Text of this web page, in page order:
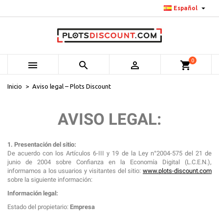
Español 
   shopping_cart0
Inicio Aviso legal – Plots Discount
AVISO LEGAL:
1. Presentación del sitio:
De acuerdo con los Artículos 6-III y 19 de la Ley n°2004-575 del 21 de
junio de 2004 sobre Confianza en la Economía Digital (L.C.E.N.),
informamos a los usuarios y visitantes del sitio: www.plots-discount.com
sobre la siguiente información:
Información legal:
Estado del propietario: Empresa